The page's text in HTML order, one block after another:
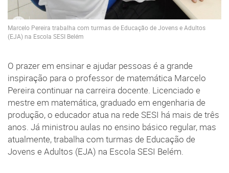
Marcelo Pereira trabalha com turmas de Educação de Jovens e Adultos
(EJA) na Escola SESI Belém
O prazer em ensinar e ajudar pessoas é a grande
inspiração para o professor de matemática Marcelo
Pereira continuar na carreira docente. Licenciado e
mestre em matemática, graduado em engenharia de
produção, o educador atua na rede SESI há mais de três
anos. Já ministrou aulas no ensino básico regular, mas
atualmente, trabalha com turmas de Educação de
Jovens e Adultos (EJA) na Escola SESI Belém.